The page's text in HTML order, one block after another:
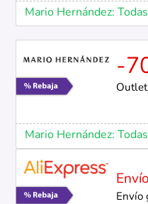
Mario Hernández:
-
Mario Hernández:
Envío